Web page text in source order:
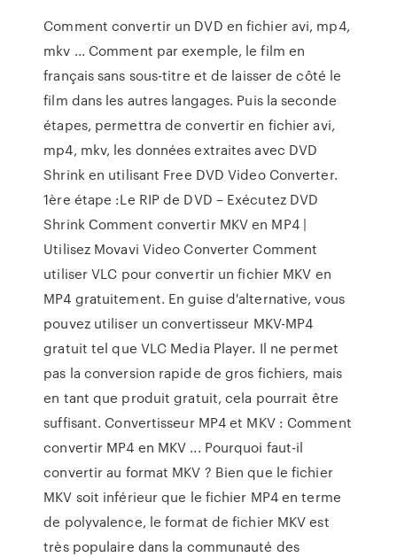
Comment convertir un DVD en fichier avi, mp4,
mkv ... Comment par exemple, le film en
français sans sous-titre et de laisser de côté le
film dans les autres langages. Puis la seconde
étapes, permettra de convertir en fichier avi,
mp4, mkv, les données extraites avec DVD
Shrink en utilisant Free DVD Video Converter.
1ère étape :Le RIP de DVD – Exécutez DVD
Shrink Сomment convertir MKV en MP4 |
Utilisez Movavi Video Converter Comment
utiliser VLC pour convertir un fichier MKV en
MP4 gratuitement. En guise d'alternative, vous
pouvez utiliser un convertisseur MKV-MP4
gratuit tel que VLC Media Player. Il ne permet
pas la conversion rapide de gros fichiers, mais
en tant que produit gratuit, cela pourrait être
suffisant. Convertisseur MP4 et MKV : Comment
convertir MP4 en MKV ... Pourquoi faut-il
convertir au format MKV ? Bien que le fichier
MKV soit inférieur que le fichier MP4 en terme
de polyvalence, le format de fichier MKV est
très populaire dans la communauté des